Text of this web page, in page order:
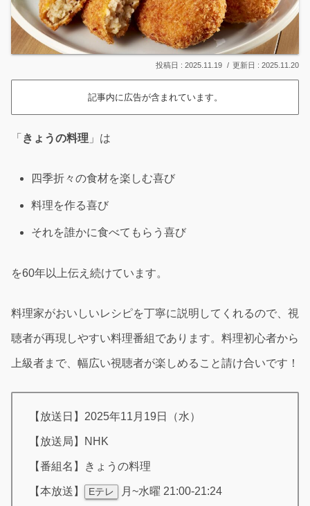
2025.11.19 2025.11.20
記事内に広告が含まれています。
「 きょうの料理 」は
四季折々の食材を楽しむ喜び
料理を作る喜び
それを誰かに食べてもらう喜び
を60年以上伝え続けています。
料理家がおいしいレシピを丁寧に説明してくれるので、視
聴者が再現しやすい料理番組であります。料理初心者から
上級者まで、幅広い視聴者が楽しめること請け合いです！
【放送日】2025年11月19日（水）
【放送局】NHK
【番組名】きょうの料理
【本放送】 Eテレ 月~水曜 21:00-21:24